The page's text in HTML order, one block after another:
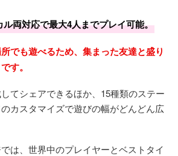
両対応で最大4人までプレイ可能。
でも遊べるため、集まった友達と盛り
す。
てシェアできるほか、15種類のステー
カスタマイズで遊びの幅がどんどん広
は、世界中のプレイヤーとベストタイ